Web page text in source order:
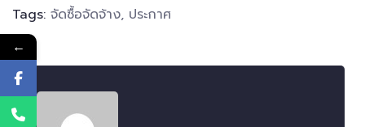
Tags: จัดซื้อจัดจ้าง, ประกาศ
←